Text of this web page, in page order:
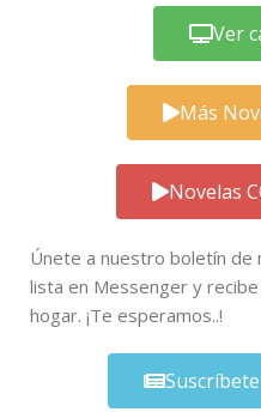
Ver
Más
Novelas
Únete a nuestro boletín de
lista en Messenger y
hogar. ¡Te esperamos..!